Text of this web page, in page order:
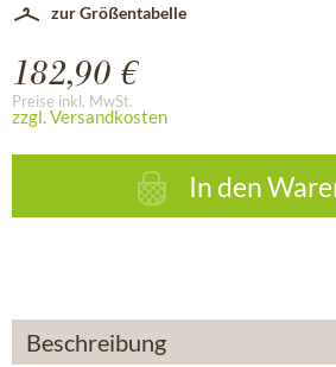
zur Größentabelle
182,90 €
Preise inkl. MwSt.
zzgl. Versandkosten
In den
Beschreibung